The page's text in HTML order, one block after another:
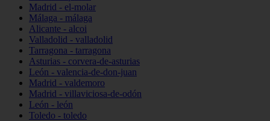
Madrid - el-molar
Málaga - málaga
Alicante - alcoi
Valladolid - valladolid
Tarragona - tarragona
Asturias - corvera-de-asturias
León - valencia-de-don-juan
Madrid - valdemoro
Madrid - villaviciosa-de-odón
León - león
Toledo - toledo